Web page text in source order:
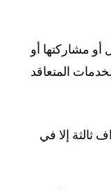
مشاركتها أو
المتعاقد
إلا في